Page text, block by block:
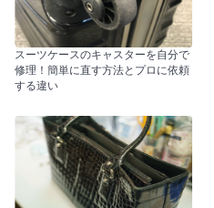
スーツケースのキャスターを自分で
修理！簡単に直す方法とプロに依頼
する違い